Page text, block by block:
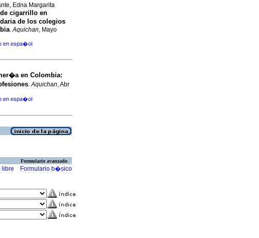
Edna Margarita
cigarrillo en
de los colegios
.Aquichan, Mayo
en espa�ol
en Colombia:
.Aquichan, Abr
en espa�ol
Formulario avanzado
libre Formulario b�sico